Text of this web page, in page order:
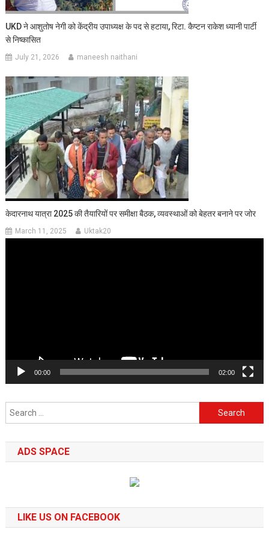
UKD ने आशुतोष नेगी को केंद्रीय उपाध्यक्ष के पद से हटाया, रिटा. कैप्टन राकेश ध्यानी पार्टी
से निष्कासित
July 21, 2026 maneesh naithani
केदारनाथ यात्रा 2025 की तैयारियों पर समीक्षा बैठक, व्यवस्थाओं को बेहतर बनाने पर जोर
March 11, 2025 Uktak20
00:00 02:00
Search
for:
ADS SPACE
LIKE US ON FACEBOOK